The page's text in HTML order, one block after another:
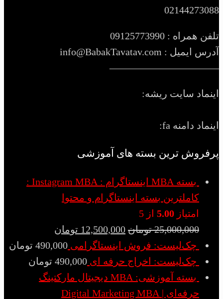
02144273088
تلفن همراه : 09125773990
آدرس ایمیل : info@BabakTavatav.com
———————————
اینماد سایت ریشه:
اینماد دامنه fa:
پرفروش ترین بسته های آموزشی
بسته MBA اینستاگرام : Instagram MBA :
کاملترین بسته اینستاگرام و محتوا
امتیاز 5.00 از 5
25,000,000 تومان 12,500,000 تومان
چک‌لیست: فروش اینستاگرامی 490,000 تومان
چک‌لیست: اخراج حرفه ای 490,000 تومان
بسته آموزشی: MBA دیجیتال مارکتینگ
حرفه‌ای | Digital Marketing MBA